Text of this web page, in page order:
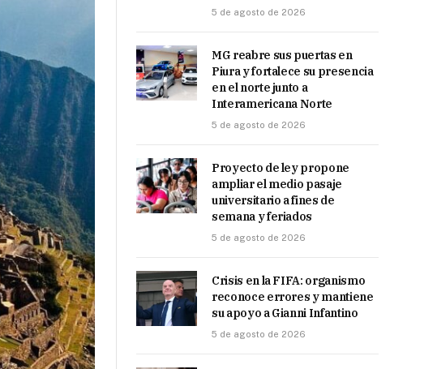
5 de agosto de 2026
MG reabre sus puertas en
Piura y fortalece su presencia
en el norte junto a
Interamericana Norte
5 de agosto de 2026
Proyecto de ley propone
ampliar el medio pasaje
universitario a fines de
semana y feriados
5 de agosto de 2026
Crisis en la FIFA: organismo
reconoce errores y mantiene
su apoyo a Gianni Infantino
5 de agosto de 2026